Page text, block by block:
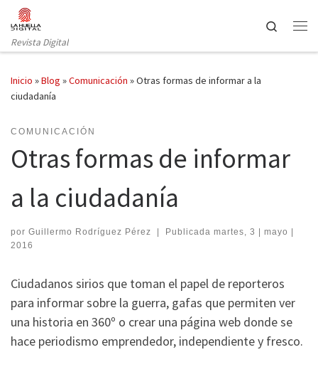
Saltar al contenido
Revista Digital
Search
Inicio »Blog »Comunicación »Otras formas de informar a la
ciudadanía
COMUNICACIÓN
Otras formas de informar
a la ciudadanía
por Guillermo Rodríguez Pérez | Publicada martes, 3 | mayo |
2016
Ciudadanos sirios que toman el papel de reporteros
para informar sobre la guerra, gafas que permiten ver
una historia en 360º o crear una página web donde se
hace periodismo emprendedor, independiente y fresco.